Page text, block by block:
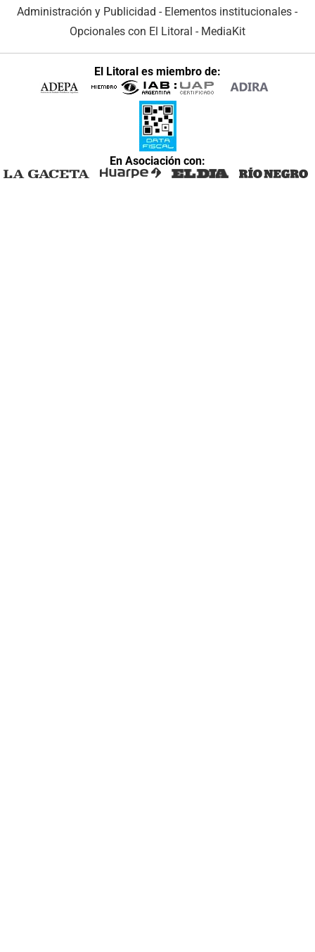
Administración y Publicidad - Elementos institucionales -
Opcionales con El Litoral - MediaKit
El Litoral es miembro de:
En Asociación con: